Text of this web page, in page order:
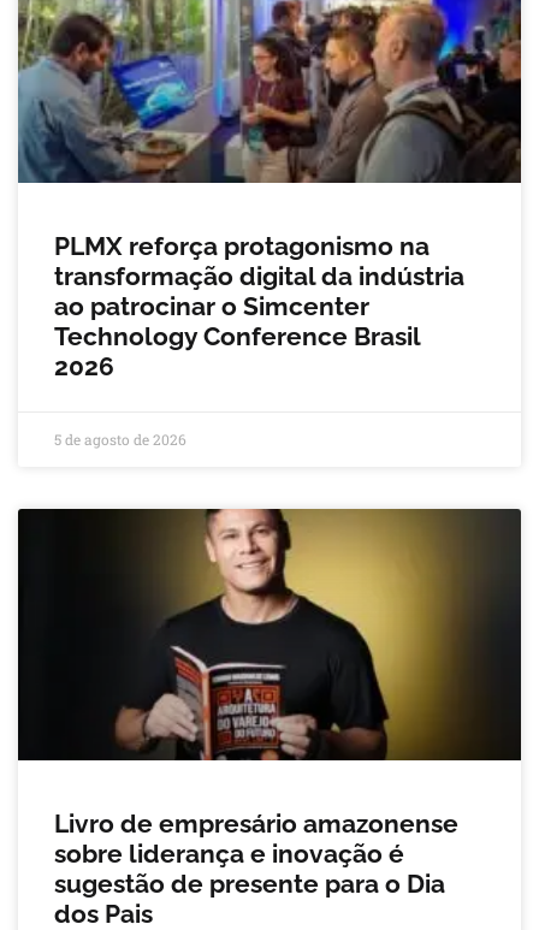
PLMX reforça protagonismo na
transformação digital da indústria
ao patrocinar o Simcenter
Technology Conference Brasil
2026
5 de agosto de 2026
Livro de empresário amazonense
sobre liderança e inovação é
sugestão de presente para o Dia
dos Pais